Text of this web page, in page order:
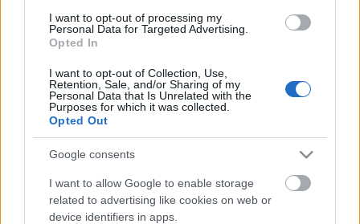
I want to opt-out of processing my
Personal Data for Targeted Advertising.
Opted In
I want to opt-out of Collection, Use,
Retention, Sale, and/or Sharing of my
Personal Data that Is Unrelated with the
Purposes for which it was collected.
Opted Out
Google consents
I want to allow Google to enable storage
related to advertising like cookies on web or
device identifiers in apps.
homotópiacsoportjait.
Ma Puzsér Róbert az index.hu nevű független
értelmiségi portálon elmagyarázta, hogy mi is a
helyzet a nyolc dimenziós gömbfelület
homotópiacsoportjaival. Szemet szúrt neki, hogy a
a végtelen ciklikus csoport és egy 120 rendű ciklikus
csoport direkt…